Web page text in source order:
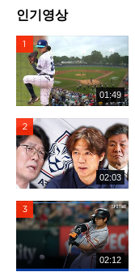
인기영상
01:49
02:03
02:12